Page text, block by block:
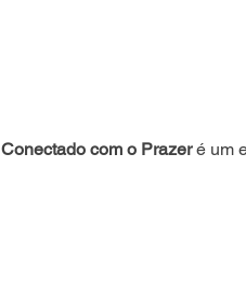
Conectado com o Prazeré um